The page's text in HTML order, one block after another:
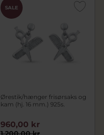
SALE
Ørestik/hænger frisørsaks og
kam (hj. 16 mm.) 925s.
960,00 kr